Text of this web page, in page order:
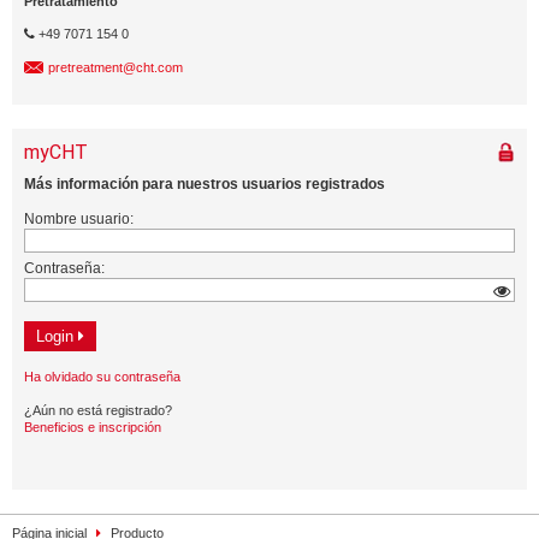
+49 7071 154 0
pretreatment@cht.com
Página inicial Producto